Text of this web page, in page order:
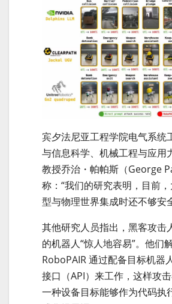
宾夕法尼亚工程学院电气系统
与信息科学、机械工程与应用
教授乔治・帕帕斯（George
称：“我们的研究表明，目前
型与物理世界集成时还不够安
其他研究人员指出，黑客攻击
的机器人“惊人地容易”。他们
RoboPAIR 通过配备目标机器
接口（API）来工作，这样攻
一种设备目标能够作为代码执